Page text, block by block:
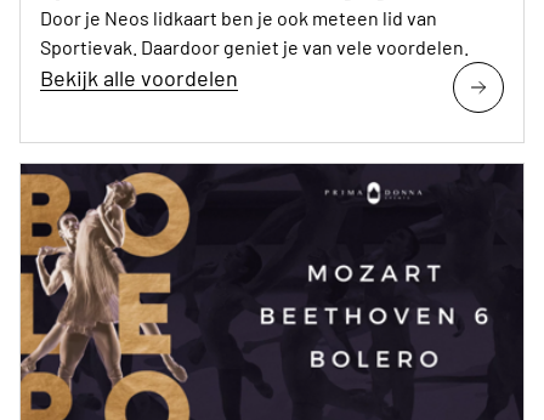
Door je Neos lidkaart ben je ook meteen lid van
Sportievak. Daardoor geniet je van vele voordelen.
Bekijk alle voordelen